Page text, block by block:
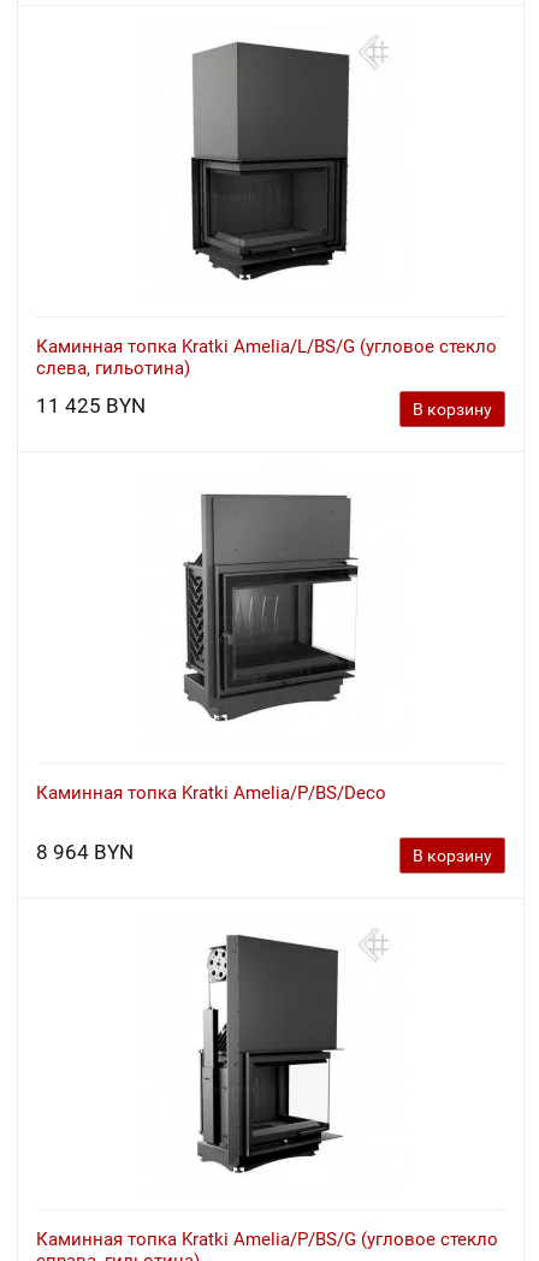
Каминная топка Kratki Amelia/L/BS/G (угловое стекло
слева, гильотина)
11 425 BYN В корзину
Каминная топка Kratki Amelia/P/BS/Deco
8 964 BYN В корзину
Каминная топка Kratki Amelia/P/BS/G (угловое стекло